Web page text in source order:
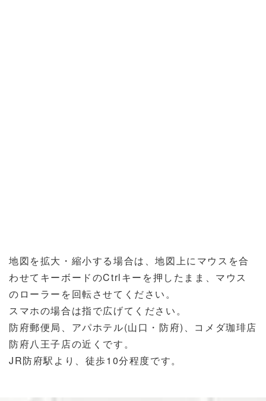
地図を拡大・縮小する場合は、地図上にマウスを合
わせてキーボードのCtrlキーを押したまま、マウス
のローラーを回転させてください。
スマホの場合は指で広げてください。
防府郵便局、アパホテル(山口・防府)、コメダ珈琲店
防府八王子店の近くです。
JR防府駅より、徒歩10分程度です。